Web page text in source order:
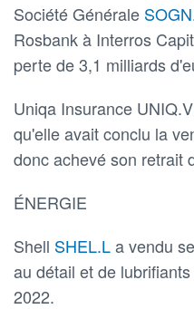
Société Générale
Rosbank à Interros
perte de 3,1 milliards
Uniqa Insurance
qu'elle avait conclu la
donc achevé son retrait
ÉNERGIE
Shell SHEL.La vendu
au détail et de
2022.